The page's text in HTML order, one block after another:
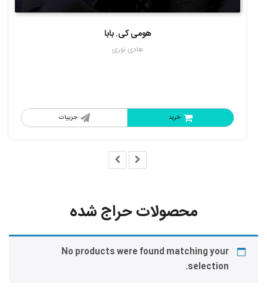
هومی کی. بابا
هادی نوری
جزییات خرید
محصولات حراج شده
No products were found matching your
selection.